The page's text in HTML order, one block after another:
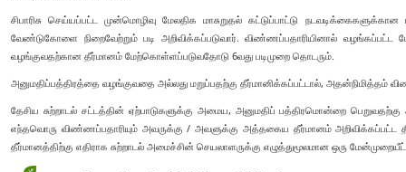
சிபாரிசு செய்யப்பட்ட முன்மொழிவு மேலதிக மாசுறுதல் கட்டுப்பாட்டு
வேண்டுகோளை நிறைவேற்றும் படி அறிவிக்கப்படுவார். விண்ணப்பதாரியினால் வழங்கப்பட்ட
வழங்குவதற்கான தீர்மானம் மேற்கொள்ளப்படுவதோடு 6வது படிமுறை தொடரும்.
அனுமதிப்பத்திரத்தை வழங்குவதை அல்லது மறுப்பதற்கு தீர்மானிக்கப்பட்டால், அதன்நிமித்தம்
தேசிய சுற்றாடல் சட்டத்தின் ஏற்பாடுகளுக்கு அமைய, அனுமதிப் பத்திரமொன்றை பெறுவதற்கு
எந்தவொரு விண்ணப்பதாரியும் அவருக்கு / அவளுக்கு அத்தகைய தீர்மானம் அறிவிக்கப்பட்ட
தீர்மானத்திற்கு எதிராக சுற்றாடல் அமைச்சின் செயலாளருக்கு எழுத்துமூலமான ஒரு